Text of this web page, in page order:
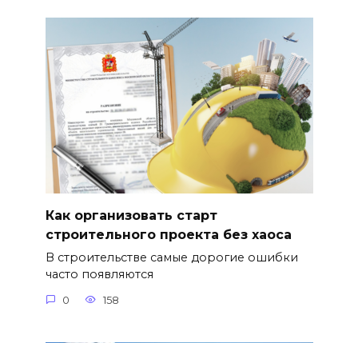
Как организовать старт
строительного проекта без хаоса
В строительстве самые дорогие ошибки
часто появляются
0 158